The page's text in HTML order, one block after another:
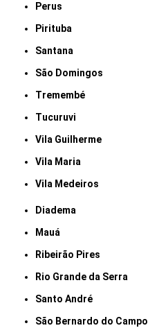
Perus
Pirituba
Santana
São Domingos
Tremembé
Tucuruvi
Vila Guilherme
Vila Maria
Vila Medeiros
Diadema
Mauá
Ribeirão Pires
Rio Grande da Serra
Santo André
São Bernardo do Campo